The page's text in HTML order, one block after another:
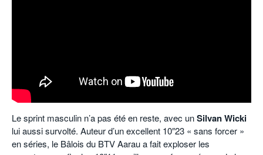
Le sprint masculin n’a pas été en reste, avec unSilvan Wicki
lui aussi survolté. Auteur d’un excellent 10″23 « sans forcer »
en séries, le Bâlois du BTV Aarau a fait exploser les